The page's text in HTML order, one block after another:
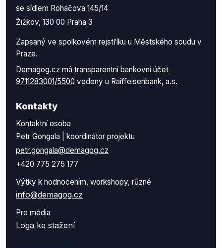
se sídlem Roháčova 145/14
Žižkov, 130 00 Praha 3
Zapsaný ve spolkovém rejstříku u Městského soudu v
Praze.
Demagog.cz má transparentní bankovní účet
9711283001/5500 vedený u Raiffeisenbank, a.s.
Kontakty
Kontaktní osoba
Petr Gongala | koordinátor projektu
petr.gongala@demagog.cz
+420 775 275 177
Výtky k hodnocením, workshopy, různé
info@demagog.cz
Pro média
Loga ke stažení